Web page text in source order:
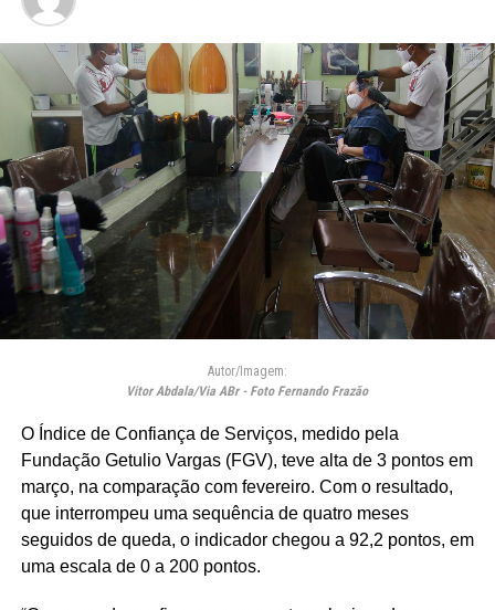
Autor/Imagem:
Vitor Abdala/Via ABr - Foto Fernando Frazão
O Índice de Confiança de Serviços, medido pela
Fundação Getulio Vargas (FGV), teve alta de 3 pontos em
março, na comparação com fevereiro. Com o resultado,
que interrompeu uma sequência de quatro meses
seguidos de queda, o indicador chegou a 92,2 pontos, em
uma escala de 0 a 200 pontos.